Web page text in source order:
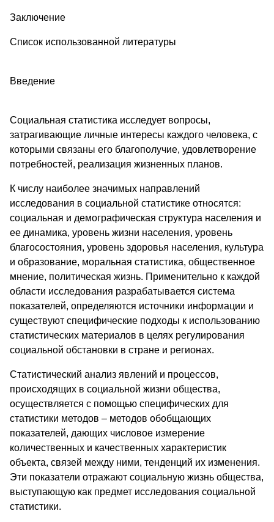
Заключение
Список использованной литературы
Введение
Социальная статистика исследует вопросы,
затрагивающие личные интересы каждого человека, с
которыми связаны его благополучие, удовлетворение
потребностей, реализация жизненных планов.
К числу наиболее значимых направлений
исследования в социальной статистике относятся:
социальная и демографическая структура населения и
ее динамика, уровень жизни населения, уровень
благосостояния, уровень здоровья населения, культура
и образование, моральная статистика, общественное
мнение, политическая жизнь. Применительно к каждой
области исследования разрабатывается система
показателей, определяются источники информации и
существуют специфические подходы к использованию
статистических материалов в целях регулирования
социальной обстановки в стране и регионах.
Статистический анализ явлений и процессов,
происходящих в социальной жизни общества,
осуществляется с помощью специфических для
статистики методов – методов обобщающих
показателей, дающих числовое измерение
количественных и качественных характеристик
объекта, связей между ними, тенденций их изменения.
Эти показатели отражают социальную жизнь общества,
выступающую как предмет исследования социальной
статистики.